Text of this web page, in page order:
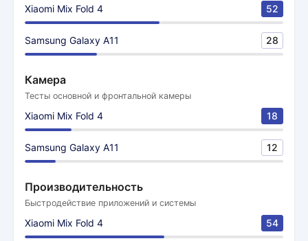
Xiaomi Mix Fold 4 52
Samsung Galaxy A11 28
Камера
Тесты основной и фронтальной камеры
Xiaomi Mix Fold 4 18
Samsung Galaxy A11 12
Производительность
Быстродействие приложений и системы
Xiaomi Mix Fold 4 54